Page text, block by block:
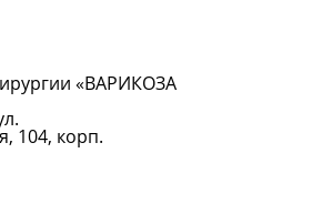
«ВАРИКОЗА
104, корп.